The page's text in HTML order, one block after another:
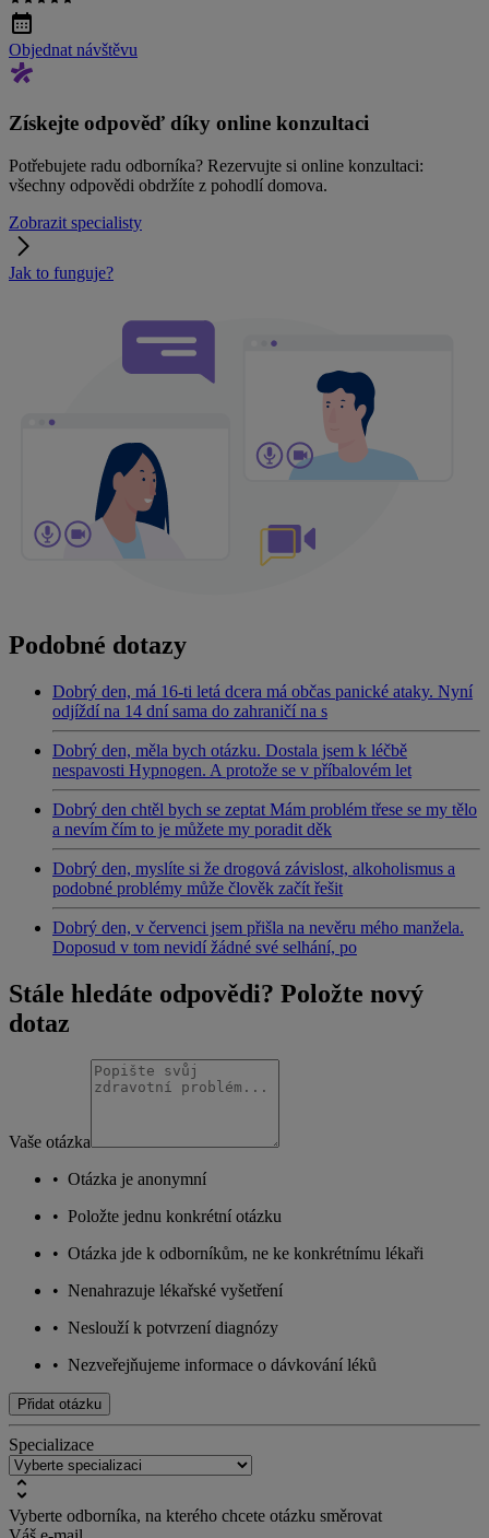
Objednat návštěvu
Získejte odpověď díky online konzultaci
Potřebujete radu odborníka? Rezervujte si online konzultaci:
všechny odpovědi obdržíte z pohodlí domova.
Zobrazit specialisty
Jak to funguje?
Podobné dotazy
Dobrý den, má 16-ti letá dcera má občas panické ataky. Nyní
odjíždí na 14 dní sama do zahraničí na s
Dobrý den, měla bych otázku. Dostala jsem k léčbě
nespavosti Hypnogen. A protože se v příbalovém let
Dobrý den chtěl bych se zeptat Mám problém třese se my tělo
a nevím čím to je můžete my poradit děk
Dobrý den, myslíte si že drogová závislost, alkoholismus a
podobné problémy může člověk začít řešit
Dobrý den, v červenci jsem přišla na nevěru mého manžela.
Doposud v tom nevidí žádné své selhání, po
Stále hledáte odpovědi? Položte nový
dotaz
Vaše otázka
• Otázka je anonymní
• Položte jednu konkrétní otázku
• Otázka jde k odborníkům, ne ke konkrétnímu lékaři
• Nenahrazuje lékařské vyšetření
• Neslouží k potvrzení diagnózy
• Nezveřejňujeme informace o dávkování léků
Přidat otázku
Specializace
Vyberte odborníka, na kterého chcete otázku směrovat